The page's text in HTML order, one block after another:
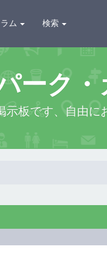
ム 検索
ーク
板です、自由に